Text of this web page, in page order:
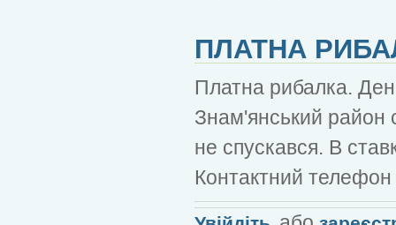
ПЛАТНА
Платна рибалка.
Знам'янський район
не спускався. В
Контактний